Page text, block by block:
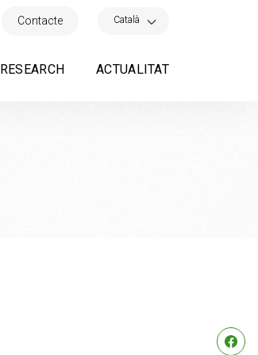
Contacte Català
RESEARCH ACTUALITAT